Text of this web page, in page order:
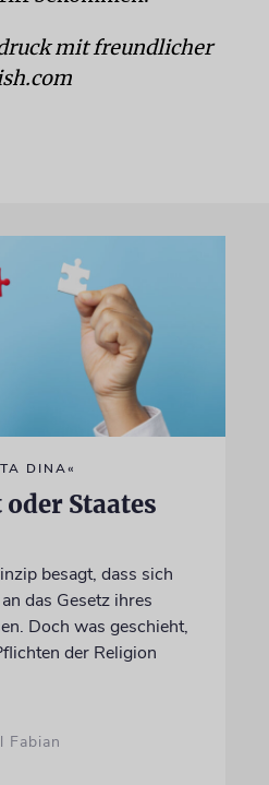
mit freundlicher
DINA«
oder Staates
besagt, dass sich
das Gesetz ihres
Doch was geschieht,
der Religion
Fabian